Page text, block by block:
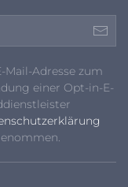
Mail-Adresse zum
einer Opt-in-E-